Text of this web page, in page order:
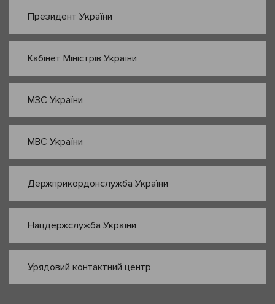
Президент України
Кабінет Міністрів України
МЗС України
МВС України
Держприкордонслужба України
Нацдержслужба України
Урядовий контактний центр